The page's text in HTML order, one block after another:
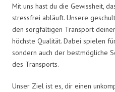
Mit uns hast du die Gewissheit,
stressfrei abläuft. Unsere
den sorgfältigen Transport
höchste Qualität. Dabei spielen
sondern auch der bestmögliche
des Transports.
Unser Ziel ist es, dir einen